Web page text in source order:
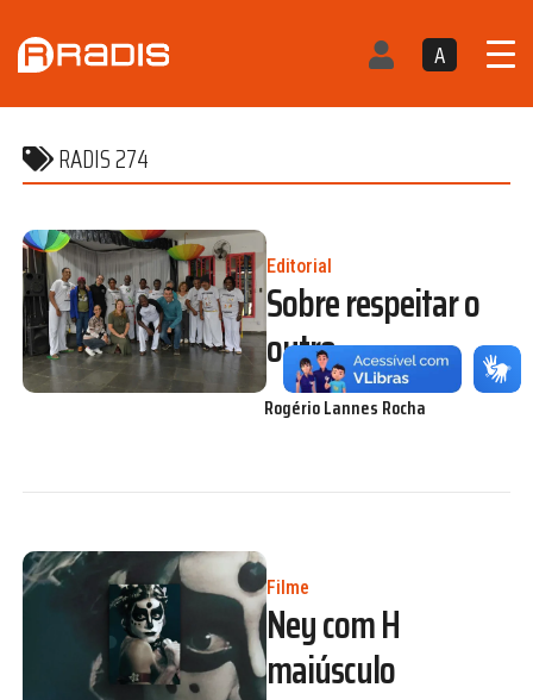
A
RADIS 274
Editorial
Sobre respeitar o
outro
Rogério Lannes Rocha
Filme
Ney com H
maiúsculo